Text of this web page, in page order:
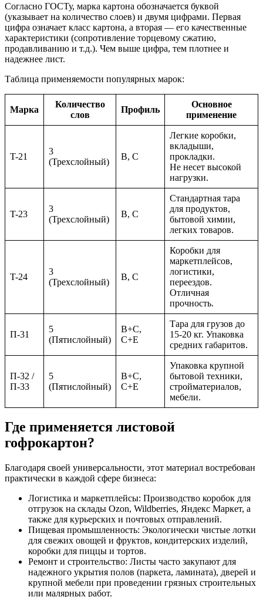
Согласно ГОСТу, марка картона обозначается буквой
(указывает на количество слоев) и двумя цифрами. Первая
цифра означает класс картона, а вторая — его качественные
характеристики (сопротивление торцевому сжатию,
продавливанию и т.д.). Чем выше цифра, тем плотнее и
надежнее лист.
Таблица применяемости популярных марок:
Марка
Количество
слов
Профиль
Основное
применение
T-21
3
(Трехслойный)
B, C
Легкие коробки,
вкладыши,
прокладки.
Не несет высокой
нагрузки.
T-23
3
(Трехслойный)
B, C
Стандартная тара
для продуктов,
бытовой химии,
легких товаров.
T-24
3
(Трехслойный)
B, C
Коробки для
маркетплейсов,
логистики,
переездов.
Отличная
прочность.
П-31
5
(Пятислойный)
B+C,
C+E
Тара для грузов до
15-20 кг. Упаковка
средних габаритов.
П-32 /
П-33
5
(Пятислойный)
B+C,
C+E
Упаковка крупной
бытовой техники,
стройматериалов,
мебели.
Где применяется листовой
гофрокартон?
Благодаря своей универсальности, этот материал востребован
практически в каждой сфере бизнеса:
Логистика и маркетплейсы: Производство коробок для
отгрузок на склады Ozon, Wildberries, Яндекс Маркет, а
также для курьерских и почтовых отправлений.
Пищевая промышленность: Экологически чистые лотки
для свежих овощей и фруктов, кондитерских изделий,
коробки для пиццы и тортов.
Ремонт и строительство: Листы часто закупают для
надежного укрытия полов (паркета, ламината), дверей и
крупной мебели при проведении грязных строительных
или малярных работ.